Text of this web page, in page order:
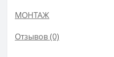
МОНТАЖ
Отзывов (0)